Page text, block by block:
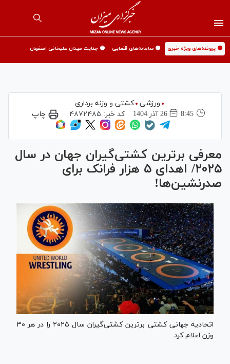
🟡 پرونده‌های ویژه خبری 🟡 سامانه‌های قضایی 🟡 جنایت میدان علیخانی اصفهان
ورزشی
کشتی و وزنه برداری
8:45
26 آذر 1404 کد خبر: ۴۸۷۲۴۸۵ چاپ
معرفی برترین کشتی‌گیران جهان در سال
۲۰۲۵/ اهدای ۵ هزار فرانک برای
صدرنشین‌ها!
اتحادیه جهانی کشتی برترین کشتی‌گیران سال ۲۰۲۵ را در هر ۳۰
وزن اعلام کرد.